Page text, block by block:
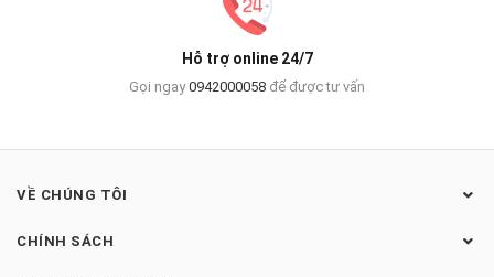
Hỗ trợ online 24/7
Gọi ngay0942000058 để được tư vấn
VỀ CHÚNG TÔI
CHÍNH SÁCH